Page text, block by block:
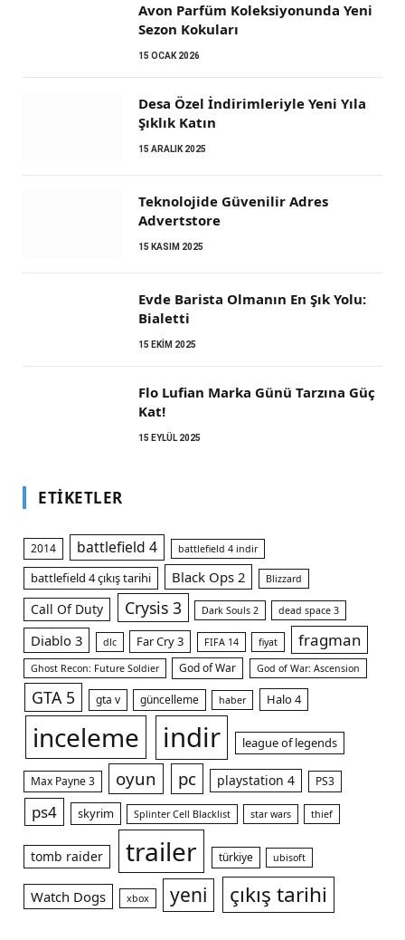
Avon Parfüm Koleksiyonunda Yeni
Sezon Kokuları
15 OCAK 2026
Desa Özel İndirimleriyle Yeni Yıla
Şıklık Katın
15 ARALIK 2025
Teknolojide Güvenilir Adres
Advertstore
15 KASIM 2025
Evde Barista Olmanın En Şık Yolu:
Bialetti
15 EKIM 2025
Flo Lufian Marka Günü Tarzına Güç
Kat!
15 EYLÜL 2025
ETIKETLER
2014 battlefield 4 battlefield 4 indir
battlefield 4 çıkış tarihi Black Ops 2 Blizzard
Call Of Duty Crysis 3 Dark Souls 2 dead space 3
Diablo 3 dlc Far Cry 3 FIFA 14 fiyat fragman
Ghost Recon: Future Soldier God of War God of War: Ascension
GTA 5 gta v güncelleme haber Halo 4
inceleme indir league of legends
Max Payne 3 oyun pc playstation 4 PS3
ps4 skyrim Splinter Cell Blacklist star wars thief
tomb raider trailer türkiye ubisoft
Watch Dogs xbox yeni çıkış tarihi